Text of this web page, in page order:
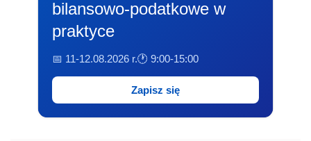
bilansowo-podatkowe w
praktyce
📅 11-12.08.2026 r.🕐 9:00-15:00
Zapisz się